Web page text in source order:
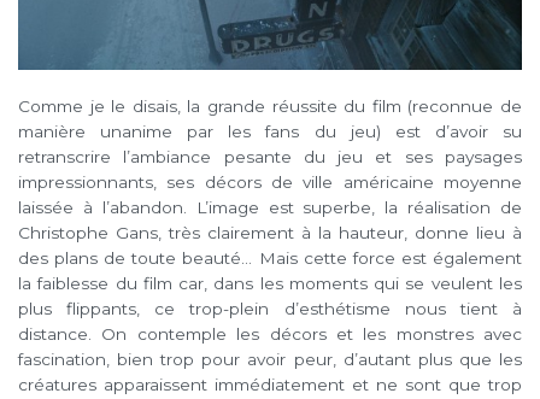
Comme je le disais, la grande réussite du film (reconnue de
manière unanime par les fans du jeu) est d’avoir su
retranscrire l’ambiance pesante du jeu et ses paysages
impressionnants, ses décors de ville américaine moyenne
laissée à l’abandon. L’image est superbe, la réalisation de
Christophe Gans, très clairement à la hauteur, donne lieu à
des plans de toute beauté… Mais cette force est également
la faiblesse du film car, dans les moments qui se veulent les
plus flippants, ce trop-plein d’esthétisme nous tient à
distance. On contemple les décors et les monstres avec
fascination, bien trop pour avoir peur, d’autant plus que les
créatures apparaissent immédiatement et ne sont que trop